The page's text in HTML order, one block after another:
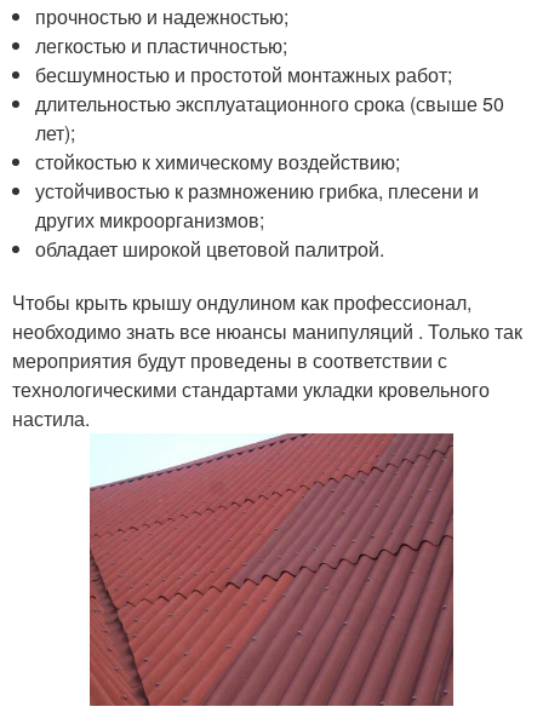
прочностью и надежностью;
легкостью и пластичностью;
бесшумностью и простотой монтажных работ;
длительностью эксплуатационного срока (свыше 50
лет);
стойкостью к химическому воздействию;
устойчивостью к размножению грибка, плесени и
других микроорганизмов;
обладает широкой цветовой палитрой.
Чтобы крыть крышу ондулином как профессионал,
необходимо знать все нюансы манипуляций . Только так
мероприятия будут проведены в соответствии с
технологическими стандартами укладки кровельного
настила.